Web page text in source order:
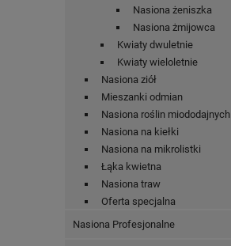
Nasiona żeniszka
Nasiona żmijowca
Kwiaty dwuletnie
Kwiaty wieloletnie
Nasiona ziół
Mieszanki odmian
Nasiona roślin miododajnych
Nasiona na kiełki
Nasiona na mikrolistki
Łąka kwietna
Nasiona traw
Oferta specjalna
Nasiona Profesjonalne